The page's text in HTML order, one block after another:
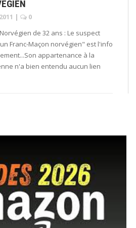
|
0
de 32 ans : Le suspect
Franc-Maçon norvégien" est l'info
appartenance à la
n'a bien entendu aucun lien